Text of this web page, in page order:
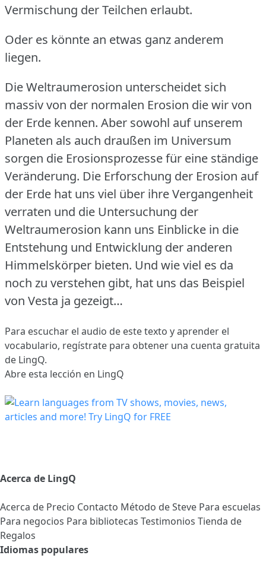
Vermischung der Teilchen erlaubt.
Oder es könnte an etwas ganz anderem
liegen.
Die Weltraumerosion unterscheidet sich
massiv von der normalen Erosion die wir von
der Erde kennen. Aber sowohl auf unserem
Planeten als auch draußen im Universum
sorgen die Erosionsprozesse für eine ständige
Veränderung. Die Erforschung der Erosion auf
der Erde hat uns viel über ihre Vergangenheit
verraten und die Untersuchung der
Weltraumerosion kann uns Einblicke in die
Entstehung und Entwicklung der anderen
Himmelskörper bieten. Und wie viel es da
noch zu verstehen gibt, hat uns das Beispiel
von Vesta ja gezeigt…
Para escuchar el audio de este texto y aprender el
vocabulario, regístrate para obtener una cuenta gratuita
de LingQ.
Abre esta lección en LingQ
Acerca de LingQ
Acerca de Precio Contacto Método de Steve Para escuelas
Para negocios Para bibliotecas Testimonios Tienda de
Regalos
Idiomas populares